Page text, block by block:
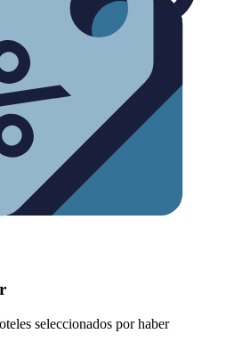
seleccionados por haber